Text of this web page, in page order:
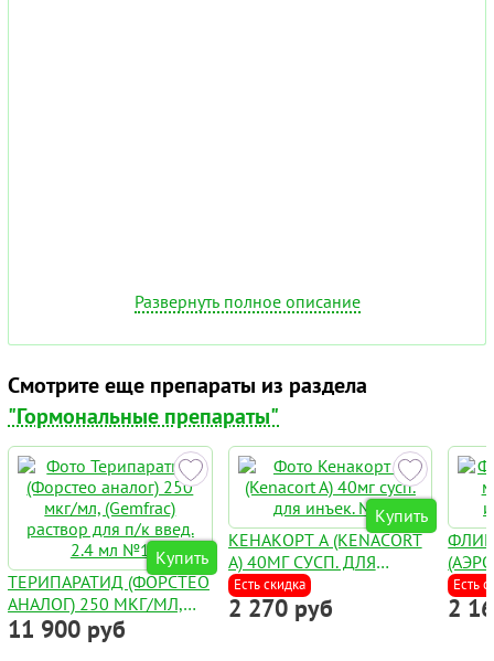
Развернуть полное описание
Смотрите еще препараты из раздела
"Гормональные препараты"
Купить
ТЕРИПАРАТИД (ФОРСТЕО
АНАЛОГ) 250 МКГ/МЛ,
(GEMFRAC) РАСТВОР ДЛЯ
П/К ВВЕД. 2.4 МЛ №1
11 900 руб
Купить
КЕНАКОРТ А (KENACORT
A) 40МГ СУСП. ДЛЯ
ИНЪЕК. №1
Есть скидка
2 270 руб
120
Есть
2